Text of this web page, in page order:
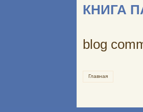
КНИГА
blog
Главная